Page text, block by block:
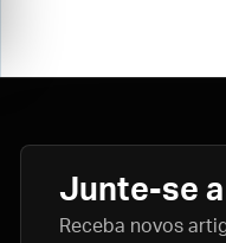
Junte-se
Receba novos